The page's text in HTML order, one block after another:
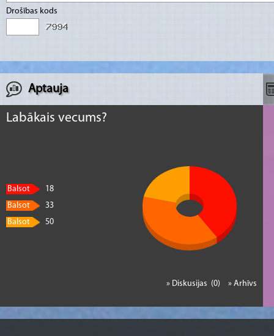
Drošības kods
Aptauja
Labākais vecums?
Balsot
18
Balsot
33
Balsot
50
» Arhīvs
» Diskusijas (0)